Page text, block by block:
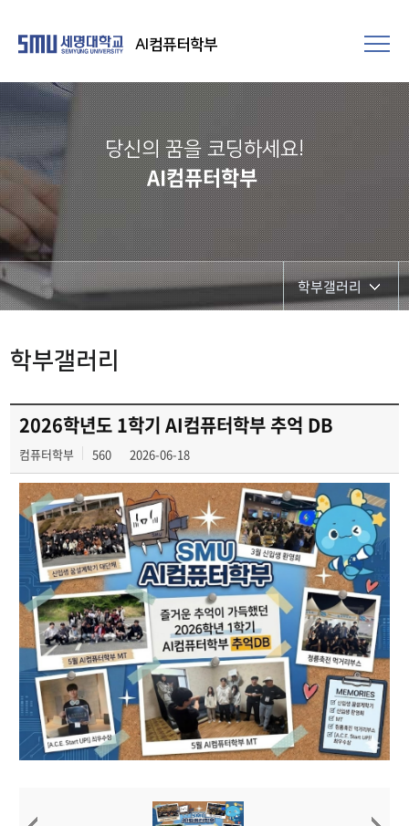
AI컴퓨터학부
당신의 꿈을 코딩하세요!
AI컴퓨터학부
학부갤러리
전공 동아리
학부갤러리
2026학년도 1학기 AI컴퓨터학부 추억 DB
컴퓨터학부 560 2026-06-18